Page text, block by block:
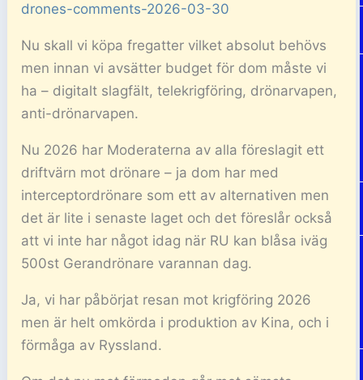
drones-comments-2026-03-30
Nu skall vi köpa fregatter vilket absolut behövs
men innan vi avsätter budget för dom måste vi
ha – digitalt slagfält, telekrigföring, drönarvapen,
anti-drönarvapen.
Nu 2026 har Moderaterna av alla föreslagit ett
driftvärn mot drönare – ja dom har med
interceptordrönare som ett av alternativen men
det är lite i senaste laget och det föreslår också
att vi inte har något idag när RU kan blåsa iväg
500st Gerandrönare varannan dag.
Ja, vi har påbörjat resan mot krigföring 2026
men är helt omkörda i produktion av Kina, och i
förmåga av Ryssland.